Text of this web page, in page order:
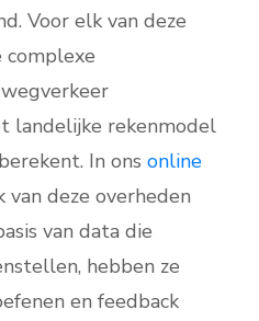
Voor elk van deze
complexe
landelijke rekenmodel
In ons online
van deze overheden
van data die
hebben ze
en feedback